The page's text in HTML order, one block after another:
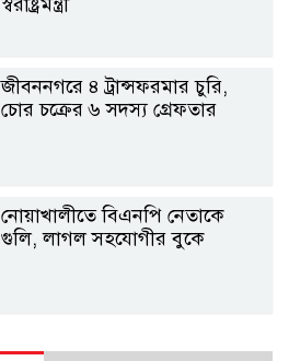
জীবননগরে ৪ ট্রান্সফরমার চুরি,
চোর চক্রের ৬ সদস্য গ্রেফতার
নোয়াখালীতে বিএনপি নেতাকে
গুলি, লাগল সহযোগীর বুকে